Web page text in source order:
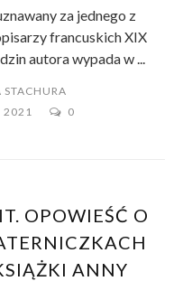
za jednego z
francuskich XIX
autora wypada w ...
STACHURA
2021
0
OPOWIEŚĆ O
ANNY